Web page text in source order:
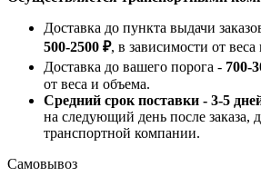
Доставка до пункта выдачи
500-2500 ₽, в зависимости от веса
Доставка до вашего порога - 700-
от веса и объема.
Средний срок поставки - 3-5
на следующий день после заказа,
транспортной компании.
Самовывоз